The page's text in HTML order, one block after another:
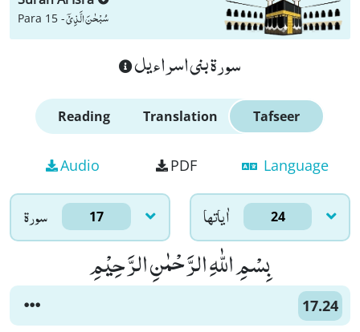
Para 15 -سُبْحٰنَ الَّذِیْۤ
سورة بنى اسراءيل
Reading Translation Tafseer
Audio PDF Language
سورۃ 17 اٰياتها 24
بِسْمِ اللّٰهِ الرَّحْمٰنِ الرَّحِیْمِ
17.24